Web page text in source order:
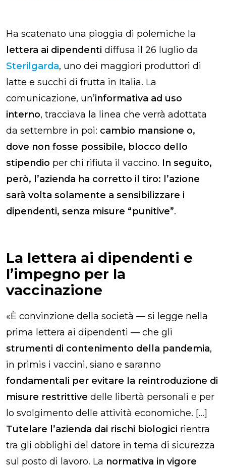
Ha scatenato una pioggia di polemiche la
lettera ai dipendenti diffusa il 26 luglio da
Sterilgarda, uno dei maggiori produttori di
latte e succhi di frutta in Italia. La
comunicazione, un’informativa ad uso
interno, tracciava la linea che verrà adottata
da settembre in poi: cambio mansione o,
dove non fosse possibile, blocco dello
stipendio per chi rifiuta il vaccino. In seguito,
però, l’azienda ha corretto il tiro: l’azione
sarà volta solamente a sensibilizzare i
dipendenti, senza misure “punitive”.
La lettera ai dipendenti e
l’impegno per la
vaccinazione
«È convinzione della società — si legge nella
prima lettera ai dipendenti — che gli
strumenti di contenimento della pandemia,
in primis i vaccini, siano e saranno
fondamentali per evitare la reintroduzione di
misure restrittive delle libertà personali e per
lo svolgimento delle attività economiche. […]
Tutelare l’azienda dai rischi biologici rientra
tra gli obblighi del datore in tema di sicurezza
sul posto di lavoro. La normativa in vigore